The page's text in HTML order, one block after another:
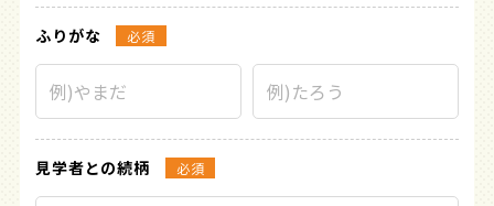
ふりがな 必須
見学者との続柄 必須